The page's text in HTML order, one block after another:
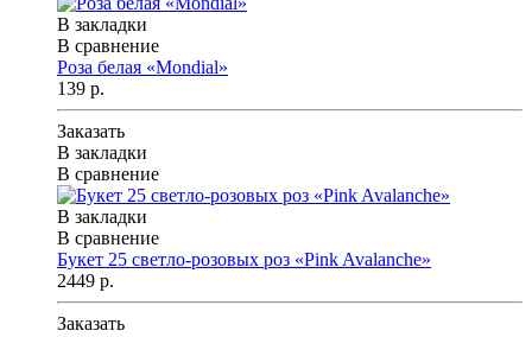
В закладки
В сравнение
Роза белая «Mondial»
139 р.
Заказать
В закладки
В сравнение
В закладки
В сравнение
Букет 25 светло-розовых роз «Pink Avalanche»
2449 р.
Заказать